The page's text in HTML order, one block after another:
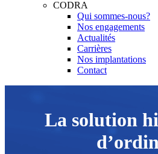
CODRA
Qui sommes-nous?
Nos engagements
Actualités
Carrières
Nos implantations
Contact
La solution